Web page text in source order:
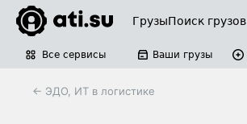
ГрузыПоиск грузов
Все сервисы Ваши грузы
← ЭДО, ИТ в логистике